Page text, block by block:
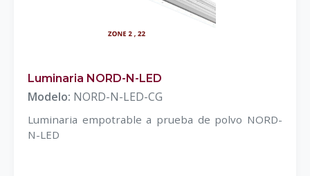
Luminaria NORD-N-LED
Modelo: NORD-N-LED-CG
Luminaria empotrable a prueba de polvo NORD-
N-LED